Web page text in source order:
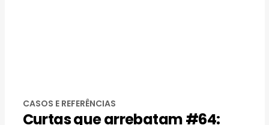
CASOS E REFERÊNCIAS
Curtas que arrebatam #64: